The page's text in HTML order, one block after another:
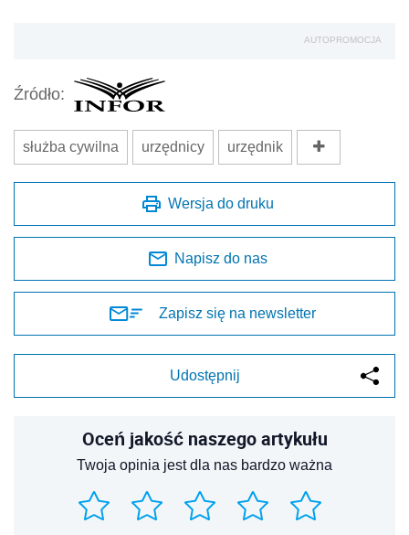
AUTOPROMOCJA
Źródło:
służba cywilna urzędnicy urzędnik
Wersja do druku
Napisz do nas
Zapisz się na newsletter
Udostępnij
Oceń jakość naszego artykułu
Twoja opinia jest dla nas bardzo ważna